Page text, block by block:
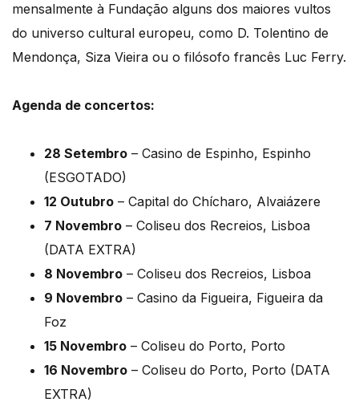
mensalmente à Fundação alguns dos maiores vultos
do universo cultural europeu, como D. Tolentino de
Mendonça, Siza Vieira ou o filósofo francês Luc Ferry.
Agenda de concertos:
28 Setembro – Casino de Espinho, Espinho
(ESGOTADO)
12 Outubro – Capital do Chícharo, Alvaiázere
7 Novembro – Coliseu dos Recreios, Lisboa
(DATA EXTRA)
8 Novembro – Coliseu dos Recreios, Lisboa
9 Novembro – Casino da Figueira, Figueira da
Foz
15 Novembro – Coliseu do Porto, Porto
16 Novembro – Coliseu do Porto, Porto (DATA
EXTRA)